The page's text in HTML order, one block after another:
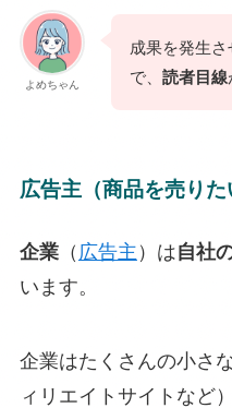
よめちゃん
成果を発生
で、 読者目線
広告主（商品を売りた
企業（ 広告主 ）は自社
います。
企業はたくさんの小さ
ィリエイトサイトなど